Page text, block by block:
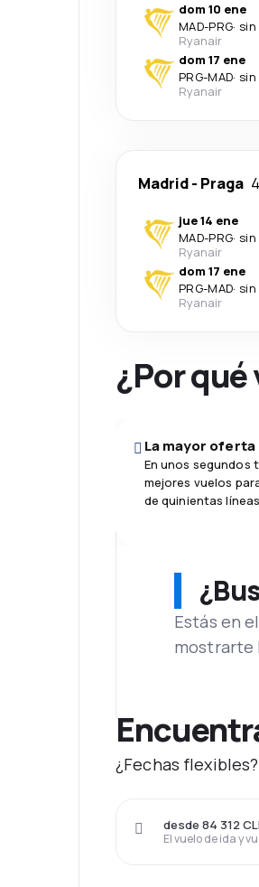
dom 10 ene
MAD-PRG· sin
Ryanair
dom 17 ene
PRG-MAD· sin
Ryanair
Madrid- Praga
jue 14 ene
MAD-PRG· sin
Ryanair
dom 17 ene
PRG-MAD· sin
Ryanair
¿Por
La mayor oferta
En unos segundos
mejores vuelos
de quinientas
Estás en
mostrarte
¿Fechas
El vuelo de ida y
desde 84 312